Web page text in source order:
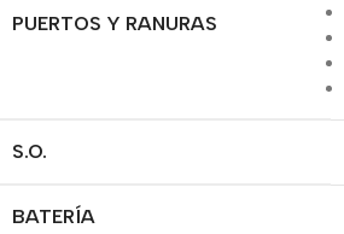
PUERTOS Y RANURAS
S.O.
BATERÍA